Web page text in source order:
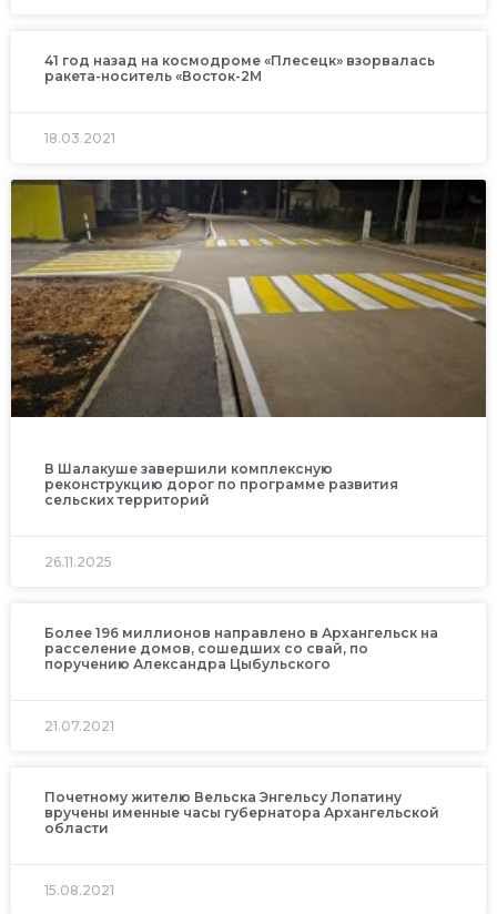
41 год назад на космодроме «Плесецк» взорвалась
ракета-носитель «Восток-2М
18.03.2021
В Шалакуше завершили комплексную
реконструкцию дорог по программе развития
сельских территорий
26.11.2025
Более 196 миллионов направлено в Архангельск на
расселение домов, сошедших со свай, по
поручению Александра Цыбульского
21.07.2021
Почетному жителю Вельска Энгельсу Лопатину
вручены именные часы губернатора Архангельской
области
15.08.2021